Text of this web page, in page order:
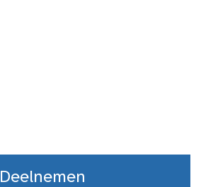
Deelnemen